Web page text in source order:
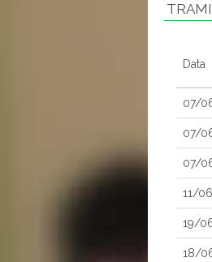
Data
07/
07/
07/
11/
19/
18/